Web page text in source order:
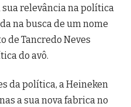
sua relevância na política
na busca de um nome
de Tancredo Neves
do avô.
da política, a Heineken
a sua nova fabrica no